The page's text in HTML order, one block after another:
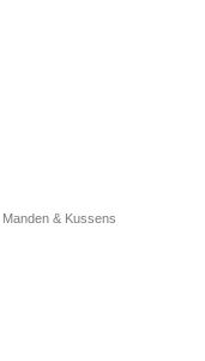
Manden & Kussens